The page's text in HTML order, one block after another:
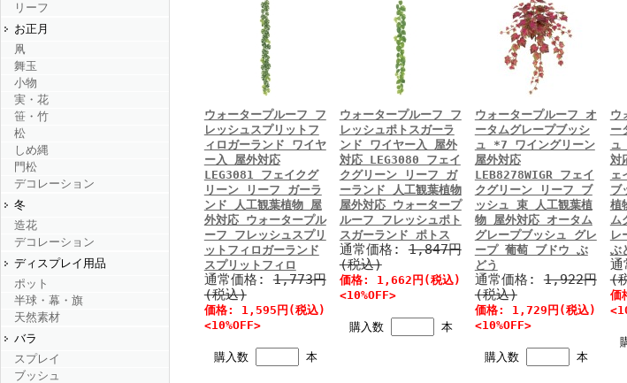
リーフ
お正月
凧
舞玉
小物
実・花
笹・竹
松
しめ縄
門松
デコレーション
冬
造花
デコレーション
ディスプレイ用品
ポット
半球・幕・旗
天然素材
バラ
スプレイ
ブッシュ
ウォータープルーフ フ
レッシュスプリットフ
ィロガーランド ワイヤ
ー入 屋外対応
LEG3081 フェイクグ
リーン リーフ ガーラ
ンド 人工観葉植物 屋
外対応 ウォータープル
ーフ フレッシュスプリ
ットフィロガーランド
スプリットフィロ
通常価格:1,773円
(税込)
価格: 1,595円(税込)
<10%OFF>
購入数 本
ウォータープルーフ フ
レッシュポトスガーラ
ンド ワイヤー入 屋外
対応 LEG3080 フェイ
クグリーン リーフ ガ
ーランド 人工観葉植物
屋外対応 ウォータープ
ルーフ フレッシュポト
スガーランド ポトス
通常価格:1,847円
(税込)
価格: 1,662円(税込)
<10%OFF>
購入数 本
ウォータープルーフ オ
ータムグレープブッシ
ュ *7 ワイングリーン
屋外対応
LEB8278WIGR フェイ
クグリーン リーフ ブ
ッシュ 束 人工観葉植
物 屋外対応 オータム
グレープブッシュ グレ
ープ 葡萄 ブドウ ぶ
どう
通常価格:1,922円
(税込)
価格: 1,729円(税込)
<10%OFF>
購入数 本
ウ
ー
対
ェ
ブ
植
ム
レ
ぶ
(
価